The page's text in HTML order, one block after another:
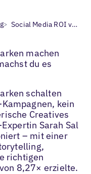
> Social Media ROI verbessern
machen
du es
schalten
kein
Creatives
Sarah Sal
– mit einer
richtigen
8,27× erzielte.